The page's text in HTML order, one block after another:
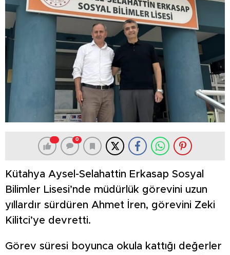
0
Kütahya Aysel-Selahattin Erkasap Sosyal
Bilimler Lisesi’nde müdürlük görevini uzun
yıllardır sürdüren Ahmet İren, görevini Zeki
Kilitci’ye devretti.
Görev süresi boyunca okula kattığı değerler